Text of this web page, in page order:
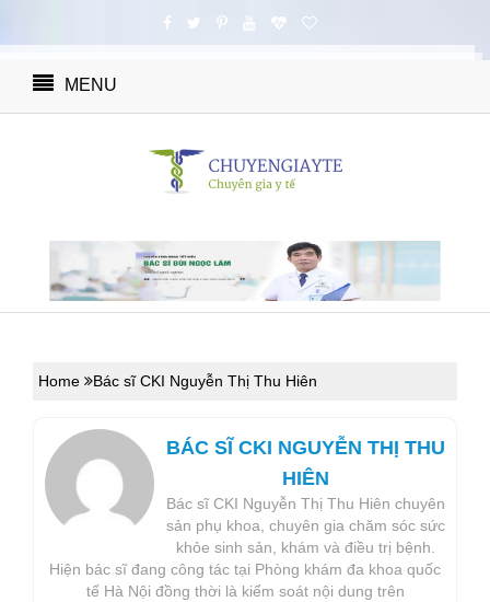
MENU
Home Bác sĩ CKI Nguyễn Thị Thu Hiên
BÁC SĨ CKI NGUYỄN THỊ THU
HIÊN
Bác sĩ CKI Nguyễn Thị Thu Hiên chuyên
sản phụ khoa, chuyên gia chăm sóc sức
khỏe sinh sản, khám và điều trị bệnh.
Hiện bác sĩ đang công tác tại Phòng khám đa khoa quốc
tế Hà Nội đồng thời là kiểm soát nội dung trên